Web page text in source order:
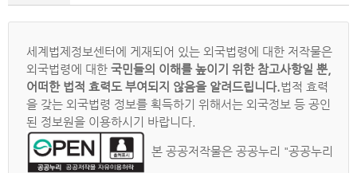
세계법제정보센터에 게재되어 있는 외국법령에 대한 저작물은
외국법령에 대한 국민들의 이해를 높이기 위한 참고사항일 뿐,
어떠한 법적 효력도 부여되지 않음을 알려드립니다.법적 효력
을 갖는 외국법령 정보를 획득하기 위해서는 외국정보 등 공인
된 정보원을 이용하시기 바랍니다.
본 공공저작물은 공공누리 "공공누리